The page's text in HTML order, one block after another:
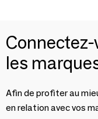
les
Afin de profiter au
en relation avec vos